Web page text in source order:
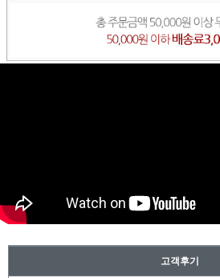
고객후기